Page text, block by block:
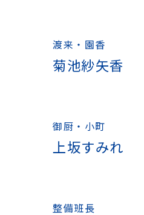
渡来・園香
菊池紗矢香
御厨・小町
上坂すみれ
整備班長